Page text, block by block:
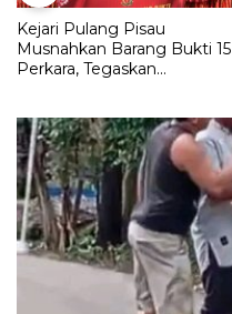
Kejari Pulang Pisau
Musnahkan Barang Bukti 15
Perkara, Tegaskan